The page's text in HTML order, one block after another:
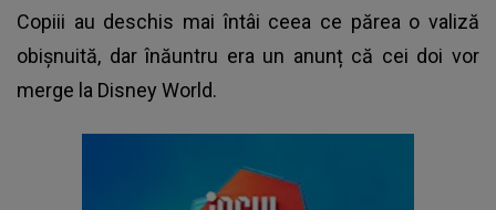
Copiii au deschis mai întâi ceea ce părea o valiză
obișnuită, dar înăuntru era un anunț că cei doi vor
merge la Disney World.